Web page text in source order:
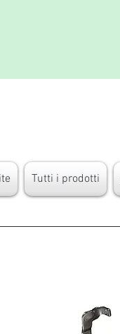
Tutti i prodotti